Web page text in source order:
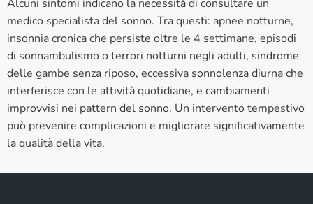
Alcuni sintomi indicano la necessità di consultare un
medico specialista del sonno. Tra questi: apnee notturne,
insonnia cronica che persiste oltre le 4 settimane, episodi
di sonnambulismo o terrori notturni negli adulti, sindrome
delle gambe senza riposo, eccessiva sonnolenza diurna che
interferisce con le attività quotidiane, e cambiamenti
improvvisi nei pattern del sonno. Un intervento tempestivo
può prevenire complicazioni e migliorare significativamente
la qualità della vita.